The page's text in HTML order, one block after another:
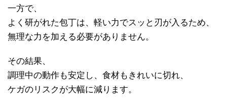
一方で、
よく研がれた包丁は、軽い力でスッと刃が入るため、
無理な力を加える必要がありません。
その結果、
調理中の動作も安定し、食材もきれいに切れ、
ケガのリスクが大幅に減ります。